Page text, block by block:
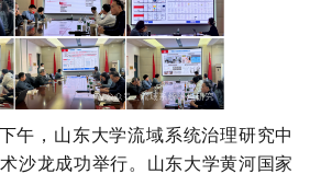
午，山东大学流域系统治理研究中
沙龙成功举行。山东大学黄河国家